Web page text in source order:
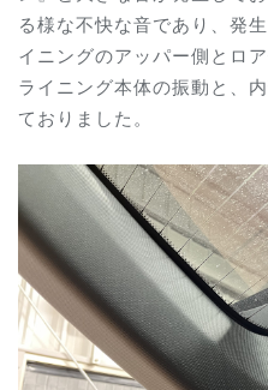
る様な不快な音であり、発
イニングのアッパー側とロ
ライニング本体の振動と、
ておりました。